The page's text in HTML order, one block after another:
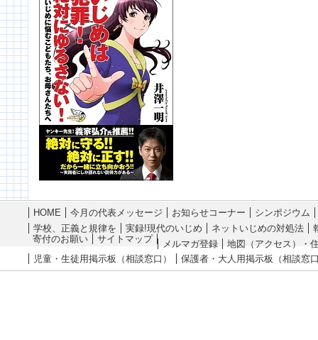
HOME 今月の代表メッセージ お知らせコーナー
シンポジウム
学校、正義と規律を
実録!現代のいじめ ネットいじめの対処法
寄付のお願い
サイトマップ メルマガ登録
地図（アクセス）・
児童・生徒用掲示板（相談窓口）
保護者・大人用掲示板（相談窓